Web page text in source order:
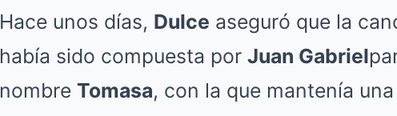
Hace unos días, Dulce aseguró que la
había sido compuesta por Juan Gabriel
nombre Tomasa, con la que mantenía